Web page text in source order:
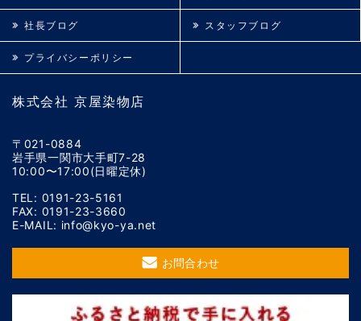
株式会社 京屋染物店
〒021-0884
岩手県一関市大手町7-28
10:00〜17:00(日曜定休)
TEL: 0191-23-5161
FAX: 0191-23-3660
E-MAIL: info@kyo-ya.net
お問合わせ
社長ブログ スタッフブログ
プライバシーポリシー